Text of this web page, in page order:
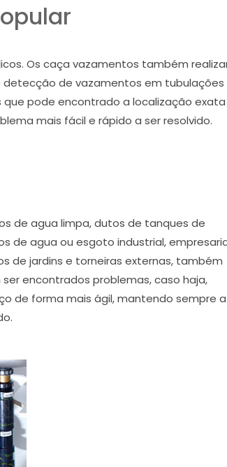
Os caça vazamentos também
detecção de vazamentos em tubulações
pode encontrado a localização
mais fácil e rápido a ser resolvido.
de agua limpa, dutos de tanques de
de agua ou esgoto industrial,
de jardins e torneiras externas, também
encontrados problemas, caso haja,
de forma mais ágil, mantendo sempre a